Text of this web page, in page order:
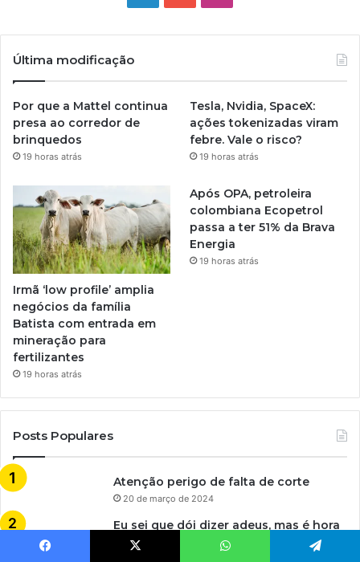
Última modificação
Por que a Mattel continua
presa ao corredor de
brinquedos
19 horas atrás
Tesla, Nvidia, SpaceX:
ações tokenizadas viram
febre. Vale o risco?
19 horas atrás
Irmã ‘low profile’ amplia
negócios da família
Batista com entrada em
mineração para
fertilizantes
19 horas atrás
Após OPA, petroleira
colombiana Ecopetrol
passa a ter 51% da Brava
Energia
19 horas atrás
Posts Populares
Atenção perigo de falta de corte
20 de março de 2024
Eu sei que dói dizer adeus, mas é hora
de eu voar